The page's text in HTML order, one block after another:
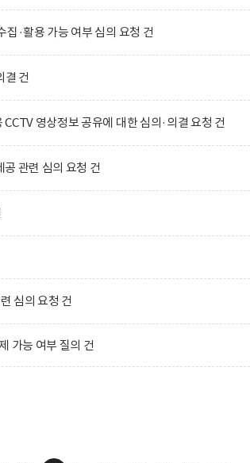
·활용 가능 여부 심의 요청 건
결 건
영상정보 공유에 대한 심의·의결 요청 건
관련 심의 요청 건
심의 요청 건
가능 여부 질의 건